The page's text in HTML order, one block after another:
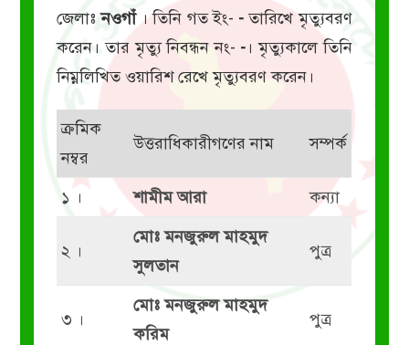
জেলাঃনওগাঁ। তিনি গত ইং- -তারিখে মৃত্যুবরণ
করেন। তার মৃত্যু নিবন্ধন নং- - । মৃত্যুকালে তিনি
নিম্নলিখিত ওয়ারিশ রেখে মৃত্যুবরণ করেন।
ক্রমিক
নম্বর
উত্তরাধিকারীগণের নাম সম্পর্ক
১ । শামীম আরা কন্যা
২ ।
মোঃ মনজুরুল মাহমুদ
সুলতান
পুত্র
৩ ।
মোঃ মনজুরুল মাহমুদ
করিম
পুত্র